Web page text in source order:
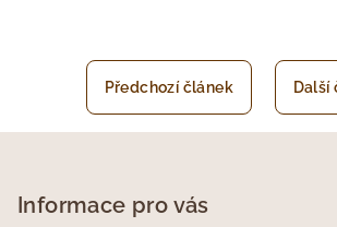
Předchozí článek Další
Informace pro vás